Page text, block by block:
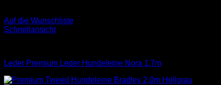
Auf die Wunschliste
Schnellansicht
Leder Premium Leder Hundeleine Nora 1,7m